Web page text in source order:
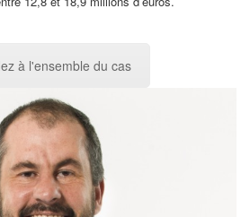
à l'ensemble du cas